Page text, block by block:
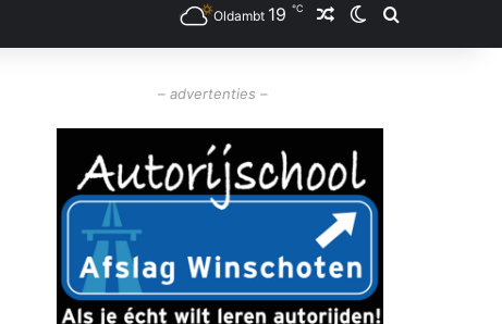
Oldambt 19 ℃ Willekeurig artikel
Switch skin
Zoeken
– advertenties –